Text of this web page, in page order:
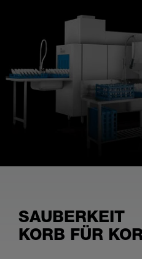
SAUBERKEIT
KORB FÜR